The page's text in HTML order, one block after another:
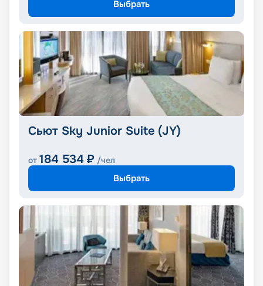
Выбрать
Сьют Sky Junior Suite (JY)
от 184 534 ₽ /чел
Выбрать